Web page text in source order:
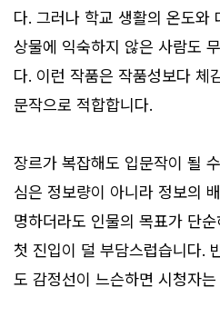
다. 그러나 학교 생활의 온도와
상물에 익숙하지 않은 사람도
다. 이런 작품은 작품성보다 체
문작으로 적합합니다.
장르가 복잡해도 입문작이 될
심은 정보량이 아니라 정보의
명하더라도 인물의 목표가 단
첫 진입이 덜 부담스럽습니다.
도 감정선이 느슨하면 시청자